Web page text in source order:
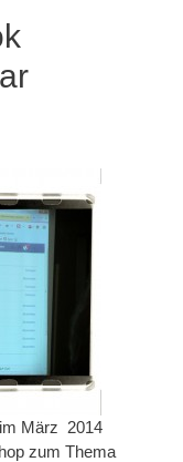
März 2014
zum Thema